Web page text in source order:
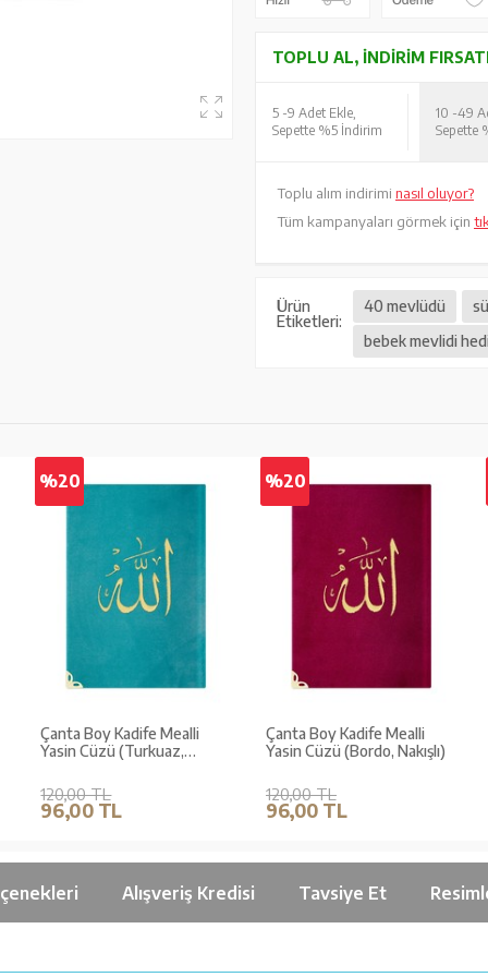
TOPLU AL, İNDIRIM
5 -9 Adet Ekle,
Sepette %5 İndirim
10 -49
Sepette
Toplu alım indirimi nasıl oluyor?
Tüm kampanyaları görmek için
Ürün
Etiketleri:
40 mevlüdü
bebek mevlidi
%20
Çanta Boy Kadife Mealli
Yasin Cüzü (Turkuaz,
120,00 TL
96,00 TL
%20
Çanta Boy Kadife Mealli
Yasin Cüzü (Bordo, Nakışlı)
120,00 TL
96,00 TL
Alışveriş Kredisi Tavsiye Et